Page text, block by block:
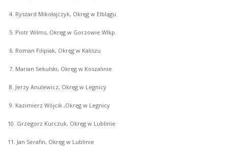
4. Ryszard Mikołajczyk, Okręg w Elblągu
5. Piotr Wilms, Okręg w Gorzowie Wlkp.
6. Roman Filipiak, Okręg w Kaliszu
7. Marian Sekulski, Okręg w Koszalinie
8. Jerzy Anulewicz, Okręg w Legnicy
9. Kazimierz Wójcik ,Okręg w Legnicy
10. Grzegorz Kurczuk, Okręg w Lublinie
11. Jan Serafin, Okręg w Lublinie